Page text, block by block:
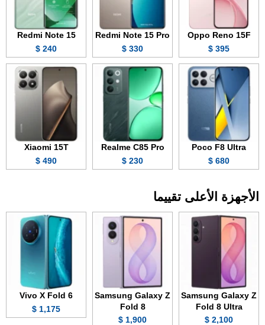
Oppo Reno 15F
395 $
Redmi Note 15 Pro
330 $
Redmi Note 15
240 $
Poco F8 Ultra
680 $
Realme C85 Pro
230 $
Xiaomi 15T
490 $
الأجهزة الأعلى تقييما
Samsung Galaxy Z
Fold 8 Ultra
2,100 $
Samsung Galaxy Z
Fold 8
1,900 $
Vivo X Fold 6
1,175 $